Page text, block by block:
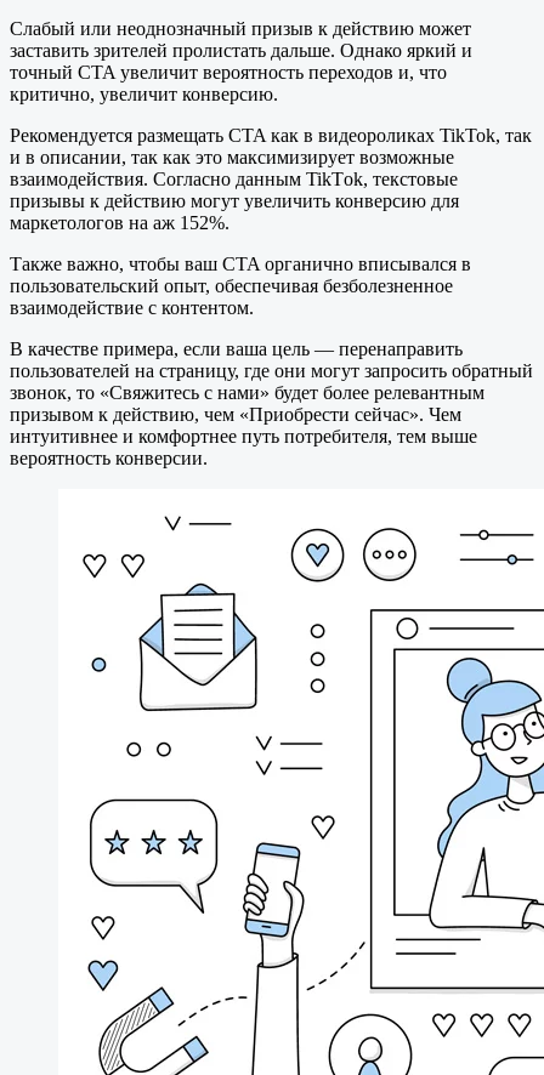
Слабый или неоднозначный призыв к действию может
заставить зрителей пролистать дальше. Однако яркий и
точный CTA увеличит вероятность переходов и, что
критично, увеличит конверсию.
Рекомендуется размещать CTA как в видеороликах TikTok, так
и в описании, так как это максимизирует возможные
взаимодействия. Согласно данным TikTоk, текстовые
призывы к действию могут увеличить конверсию для
маркетологов на аж 152%.
Также важно, чтобы ваш CTA органично вписывался в
пользовательский опыт, обеспечивая безболезненное
взаимодействие с контентом.
В качестве примера, если ваша цель — перенаправить
пользователей на страницу, где они могут запросить обратный
звонок, то «Свяжитесь с нами» будет более релевантным
призывом к действию, чем «Приобрести сейчас». Чем
интуитивнее и комфортнее путь потребителя, тем выше
вероятность конверсии.